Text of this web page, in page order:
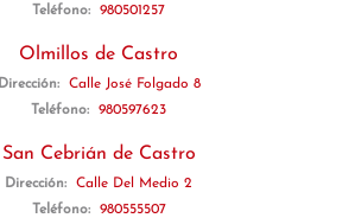
Teléfono:
980501257
Olmillos de Castro
Dirección:
Calle José Folgado 8
Teléfono:
980597623
San Cebrián de Castro
Dirección:
Calle Del Medio 2
Teléfono:
980555507